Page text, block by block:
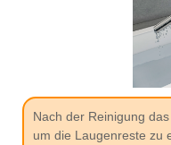
Nach der Reinigung
um die Laugenreste zu